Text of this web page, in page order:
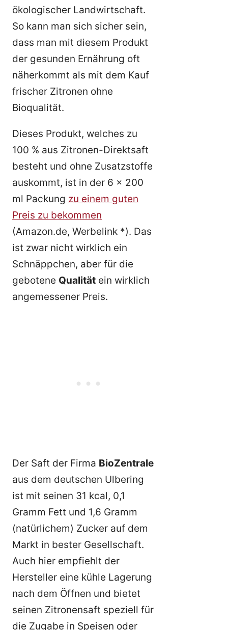
ökologischer Landwirtschaft.
So kann man sich sicher sein,
dass man mit diesem Produkt
der gesunden Ernährung oft
näherkommt als mit dem Kauf
frischer Zitronen ohne
Bioqualität.
Dieses Produkt, welches zu
100 % aus Zitronen-Direktsaft
besteht und ohne Zusatzstoffe
auskommt, ist in der 6 x 200
ml Packung zu einem guten
Preis zu bekommen
(Amazon.de, Werbelink *). Das
ist zwar nicht wirklich ein
Schnäppchen, aber für die
gebotene Qualität ein wirklich
angemessener Preis.
Der Saft der Firma BioZentrale
aus dem deutschen Ulbering
ist mit seinen 31 kcal, 0,1
Gramm Fett und 1,6 Gramm
(natürlichem) Zucker auf dem
Markt in bester Gesellschaft.
Auch hier empfiehlt der
Hersteller eine kühle Lagerung
nach dem Öffnen und bietet
seinen Zitronensaft speziell für
die Zugabe in Speisen oder